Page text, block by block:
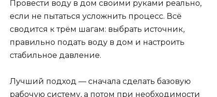
Провести воду в дом своими руками реально,
если не пытаться усложнить процесс. Всё
сводится к трём шагам: выбрать источник,
правильно подать воду в дом и настроить
стабильное давление.
Лучший подход — сначала сделать базовую
рабочую систему, а потом при необходимости